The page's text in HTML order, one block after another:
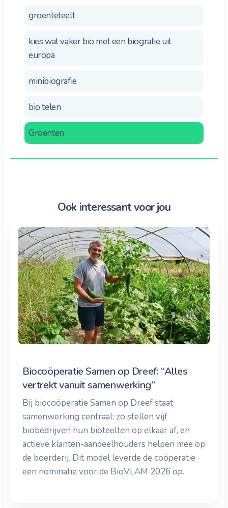
groenteteelt
kies wat vaker bio met een biografie uit
europa
minibiografie
bio telen
Groenten
Ook interessant voor jou
Biocoöperatie Samen op Dreef: “Alles
vertrekt vanuit samenwerking”
Bij biocoöperatie Samen op Dreef staat
samenwerking centraal: zo stellen vijf
biobedrijven hun bioteelten op elkaar af, en
actieve klanten-aandeelhouders helpen mee op
de boerderij. Dit model leverde de coöperatie
een nominatie voor de BioVLAM 2026 op.